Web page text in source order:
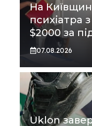
На
психіатра
$2000 за
07.08.2026
Uklon